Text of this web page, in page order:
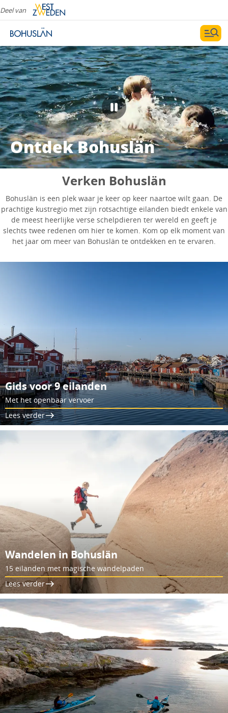
Deel van
Ontdek Bohuslän
Verken Bohuslän
Bohuslän is een plek waar je keer op keer naartoe wilt gaan. De
prachtige kustregio met zijn rotsachtige eilanden biedt enkele van
de meest heerlijke verse schelpdieren ter wereld en geeft je
slechts twee redenen om hier te komen. Kom op elk moment van
het jaar om meer van Bohuslän te ontdekken en te ervaren.
Gids voor 9 eilanden
Met het openbaar vervoer
Lees verder
Wandelen in Bohuslän
15 eilanden met magische wandelpaden
Lees verder